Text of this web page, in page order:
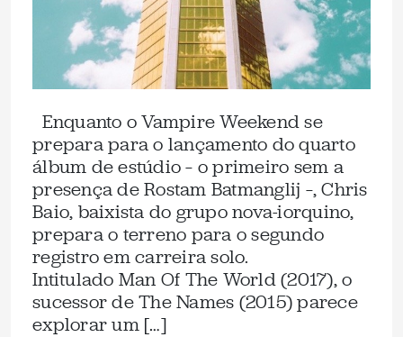
Enquanto o Vampire Weekend se
prepara para o lançamento do quarto
álbum de estúdio – o primeiro sem a
presença de Rostam Batmanglij –, Chris
Baio, baixista do grupo nova-iorquino,
prepara o terreno para o segundo
registro em carreira solo.
Intitulado Man Of The World (2017), o
sucessor de The Names (2015) parece
explorar um […]